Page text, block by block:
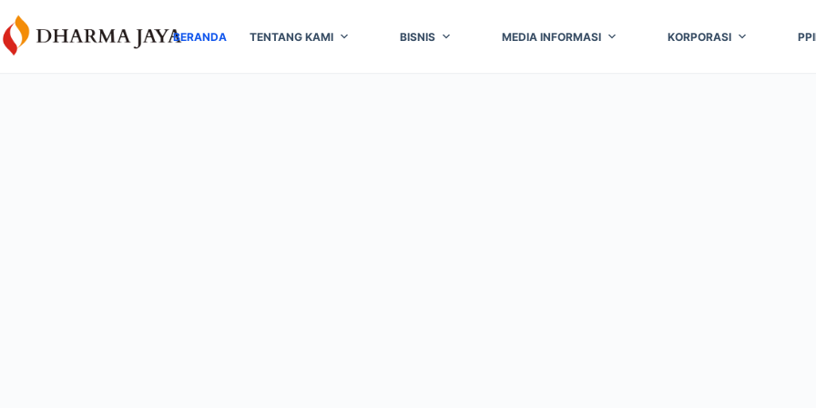
BERANDA TENTANG KAMI BISNIS MEDIA INFORMASI KORPORASI